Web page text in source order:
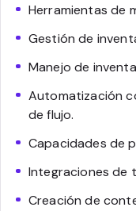
Herramientas de
Gestión de
Manejo de
Automatización
de flujo.
Capacidades de
Integraciones de
Creación de